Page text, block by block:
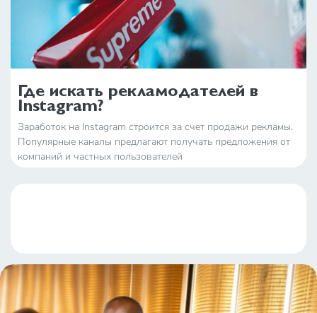
Где искать рекламодателей в
Instagram?
Заработок на Instagram строится за счет продажи рекламы.
Популярные каналы предлагают получать предложения от
компаний и частных пользователей